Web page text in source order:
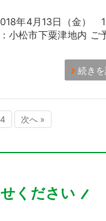
年4月13日（金）
下粟津地内 ご予
続き
次へ »
ください